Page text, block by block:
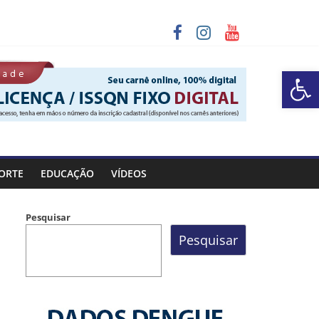
Barra de Ferramentas Aberta
entre os dias 6 e 8 de agosto
EDUCAÇÃO VÍDEOS
Pesquisar
Pesquisar